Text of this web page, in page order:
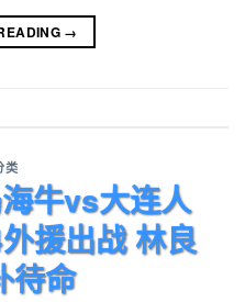
→
类
牛vs大连人
援出战 林良
待命